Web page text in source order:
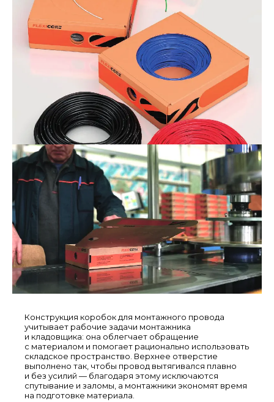
Конструкция коробок для монтажного провода
учитывает рабочие задачи монтажника
и кладовщика: она облегчает обращение
с материалом и помогает рационально использовать
складское пространство. Верхнее отверстие
выполнено так, чтобы провод вытягивался плавно
и без усилий — благодаря этому исключаются
спутывание и заломы, а монтажники экономят время
на подготовке материала.